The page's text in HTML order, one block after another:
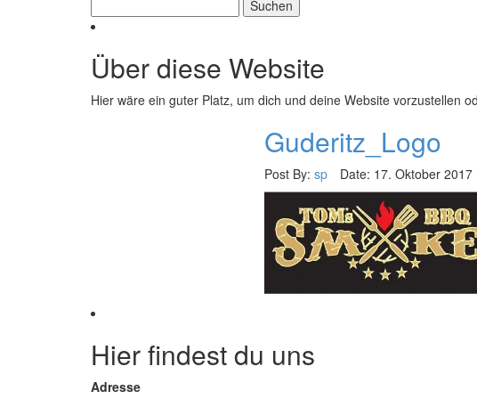
nach:
Über diese Website
Hier wäre ein guter Platz, um dich und deine Website vorzustellen
Guderitz_Logo
Post By: sp Date: 17. Oktober 2017
Hier findest du uns
Adresse